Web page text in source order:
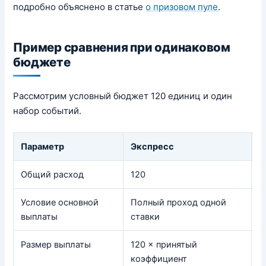
подробно объяснено в статьео призовом пуле.
Пример сравнения при одинаковом
бюджете
Рассмотрим условный бюджет 120 единиц и один
набор событий.
Параметр Экспресс
Общий расход 120
Условие основной
выплаты
Полный проход одной
ставки
Размер выплаты
120 × принятый
коэффициент